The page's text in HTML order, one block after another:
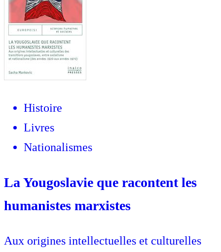
Histoire
Livres
Nationalismes
La Yougoslavie que racontent les
humanistes marxistes
Aux origines intellectuelles et culturelles